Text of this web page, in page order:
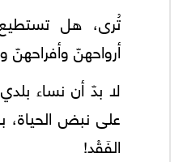
تُرى، هل
أرواحهنّ
لا بدّ أن نساء
على نبض الحياة،
الفَقْد!